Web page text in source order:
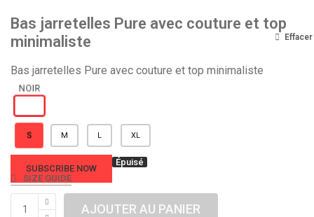
Bas jarretelles Pure avec couture et top
minimaliste
Bas jarretelles Pure avec couture et top minimaliste
S M L XL
Effacer
Épuisé
SUBSCRIBE NOW
AJOUTER AU PANIER
SIZE GUIDE